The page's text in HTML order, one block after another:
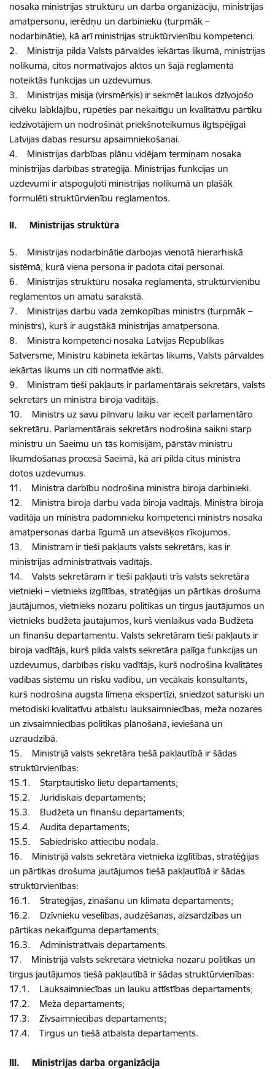
nosaka ministrijas struktūru un darba organizāciju, ministrijas
amatpersonu, ierēdņu un darbinieku (turpmāk –
nodarbinātie), kā arī ministrijas struktūrvienību kompetenci.
2. Ministrija pilda Valsts pārvaldes iekārtas likumā, ministrijas
nolikumā, citos normatīvajos aktos un šajā reglamentā
noteiktās funkcijas un uzdevumus.
3. Ministrijas misija (virsmērķis) ir sekmēt laukos dzīvojošo
cilvēku labklājību, rūpēties par nekaitīgu un kvalitatīvu pārtiku
iedzīvotājiem un nodrošināt priekšnoteikumus ilgtspējīgai
Latvijas dabas resursu apsaimniekošanai.
4. Ministrijas darbības plānu vidējam termiņam nosaka
ministrijas darbības stratēģijā. Ministrijas funkcijas un
uzdevumi ir atspoguļoti ministrijas nolikumā un plašāk
formulēti struktūrvienību reglamentos.
II. Ministrijas struktūra
5. Ministrijas nodarbinātie darbojas vienotā hierarhiskā
sistēmā, kurā viena persona ir padota citai personai.
6. Ministrijas struktūru nosaka reglamentā, struktūrvienību
reglamentos un amatu sarakstā.
7. Ministrijas darbu vada zemkopības ministrs (turpmāk –
ministrs), kurš ir augstākā ministrijas amatpersona.
8. Ministra kompetenci nosaka Latvijas Republikas
Satversme, Ministru kabineta iekārtas likums, Valsts pārvaldes
iekārtas likums un citi normatīvie akti.
9. Ministram tieši pakļauts ir parlamentārais sekretārs, valsts
sekretārs un ministra biroja vadītājs.
10. Ministrs uz savu pilnvaru laiku var iecelt parlamentāro
sekretāru. Parlamentārais sekretārs nodrošina saikni starp
ministru un Saeimu un tās komisijām, pārstāv ministru
likumdošanas procesā Saeimā, kā arī pilda citus ministra
dotos uzdevumus.
11. Ministra darbību nodrošina ministra biroja darbinieki.
12. Ministra biroja darbu vada biroja vadītājs. Ministra biroja
vadītāja un ministra padomnieku kompetenci ministrs nosaka
amatpersonas darba līgumā un atsevišķos rīkojumos.
13. Ministram ir tieši pakļauts valsts sekretārs, kas ir
ministrijas administratīvais vadītājs.
14. Valsts sekretāram ir tieši pakļauti trīs valsts sekretāra
vietnieki – vietnieks izglītības, stratēģijas un pārtikas drošuma
jautājumos, vietnieks nozaru politikas un tirgus jautājumos un
vietnieks budžeta jautājumos, kurš vienlaikus vada Budžeta
un finanšu departamentu. Valsts sekretāram tieši pakļauts ir
biroja vadītājs, kurš pilda valsts sekretāra palīga funkcijas un
uzdevumus, darbības risku vadītājs, kurš nodrošina kvalitātes
vadības sistēmu un risku vadību, un vecākais konsultants,
kurš nodrošina augsta līmeņa ekspertīzi, sniedzot saturiski un
metodiski kvalitatīvu atbalstu lauksaimniecības, meža nozares
un zivsaimniecības politikas plānošanā, ieviešanā un
uzraudzībā.
15. Ministrijā valsts sekretāra tiešā pakļautībā ir šādas
struktūrvienības:
15.1. Starptautisko lietu departaments;
15.2. Juridiskais departaments;
15.3. Budžeta un finanšu departaments;
15.4. Audita departaments;
15.5. Sabiedrisko attiecību nodaļa.
16. Ministrijā valsts sekretāra vietnieka izglītības, stratēģijas
un pārtikas drošuma jautājumos tiešā pakļautībā ir šādas
struktūrvienības:
16.1. Stratēģijas, zināšanu un klimata departaments;
16.2. Dzīvnieku veselības, audzēšanas, aizsardzības un
pārtikas nekaitīguma departaments;
16.3. Administratīvais departaments.
17. Ministrijā valsts sekretāra vietnieka nozaru politikas un
tirgus jautājumos tiešā pakļautībā ir šādas struktūrvienības:
17.1. Lauksaimniecības un lauku attīstības departaments;
17.2. Meža departaments;
17.3. Zivsaimniecības departaments;
17.4. Tirgus un tiešā atbalsta departaments.
III. Ministrijas darba organizācija